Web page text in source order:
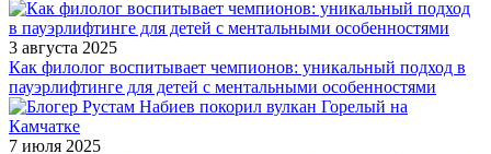
3 августа 2025
Как филолог воспитывает чемпионов: уникальный подход в
пауэрлифтинге для детей с ментальными особенностями
7 июля 2025